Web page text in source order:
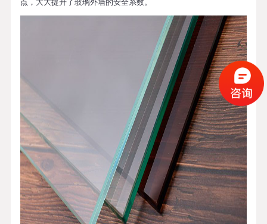
点，大大提升了玻璃外墙的安全系数。